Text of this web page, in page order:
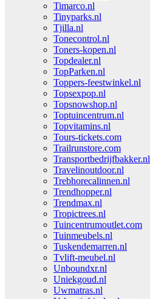
Timarco.nl
Tinyparks.nl
Tjilla.nl
Tonecontrol.nl
Toners-kopen.nl
Topdealer.nl
TopParken.nl
Toppers-feestwinkel.nl
Topsexpop.nl
Topsnowshop.nl
Toptuincentrum.nl
Topvitamins.nl
Tours-tickets.com
Trailrunstore.com
Transportbedrijfbakker.nl
Travelinoutdoor.nl
Trebhorecalinnen.nl
Trendhopper.nl
Trendmax.nl
Tropictrees.nl
Tuincentrumoutlet.com
Tuinmeubels.nl
Tuskendemarren.nl
Tvlift-meubel.nl
Unboundxr.nl
Uniekgoud.nl
Uwmatras.nl